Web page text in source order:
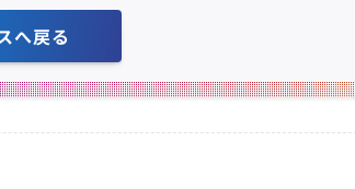
へ戻る